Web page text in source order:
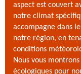
aspect est couvert
notre climat
accompagne dans
notre région, en
conditions
Nous vous
écologiques pour